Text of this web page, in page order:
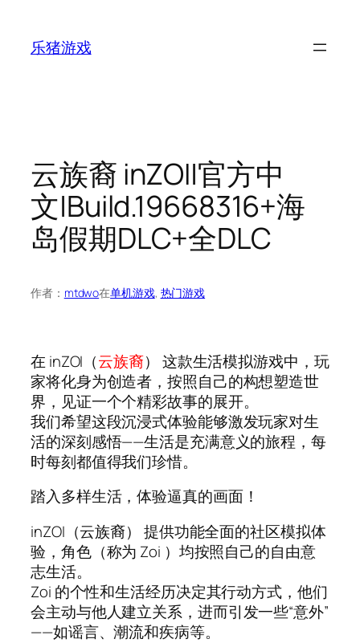
乐猪游戏
云族裔 inZOI|官方中
文|Build.19668316+海
岛假期DLC+全DLC
作者： mtdwo在单机游戏, 热门游戏
在 inZOI（云族裔） 这款生活模拟游戏中，玩
家将化身为创造者，按照自己的构想塑造世
界，见证一个个精彩故事的展开。
我们希望这段沉浸式体验能够激发玩家对生
活的深刻感悟——生活是充满意义的旅程，每
时每刻都值得我们珍惜。
踏入多样生活，体验逼真的画面！
inZOI（云族裔） 提供功能全面的社区模拟体
验，角色（称为 Zoi ）均按照自己的自由意
志生活。
Zoi 的个性和生活经历决定其行动方式，他们
会主动与他人建立关系，进而引发一些“意外”
——如谣言、潮流和疾病等。